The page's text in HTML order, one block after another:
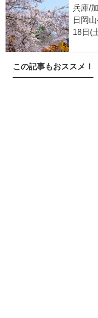
兵庫/
日岡
18日(
この記事もおススメ！